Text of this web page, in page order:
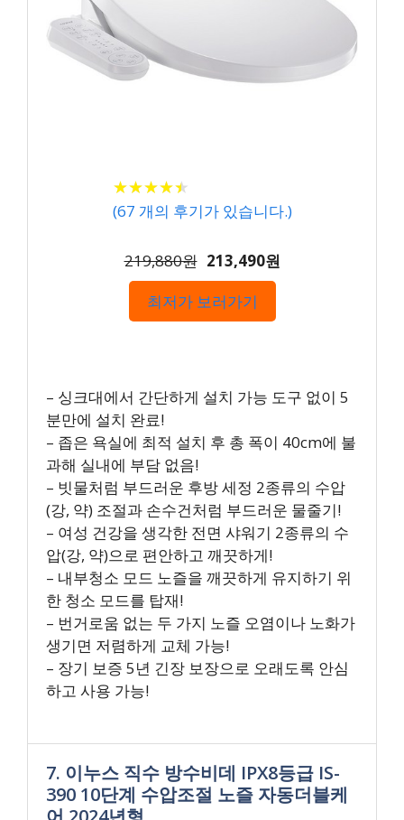
★★★★★
★★★★★
(67 개의 후기가 있습니다.)
219,880원 213,490원
최저가 보러가기
– 싱크대에서 간단하게 설치 가능 도구 없이 5
분만에 설치 완료!
– 좁은 욕실에 최적 설치 후 총 폭이 40cm에 불
과해 실내에 부담 없음!
– 빗물처럼 부드러운 후방 세정 2종류의 수압
(강, 약) 조절과 손수건처럼 부드러운 물줄기!
– 여성 건강을 생각한 전면 샤워기 2종류의 수
압(강, 약)으로 편안하고 깨끗하게!
– 내부청소 모드 노즐을 깨끗하게 유지하기 위
한 청소 모드를 탑재!
– 번거로움 없는 두 가지 노즐 오염이나 노화가
생기면 저렴하게 교체 가능!
– 장기 보증 5년 긴장 보장으로 오래도록 안심
하고 사용 가능!
7. 이누스 직수 방수비데 IPX8등급 IS-
390 10단계 수압조절 노즐 자동더블케